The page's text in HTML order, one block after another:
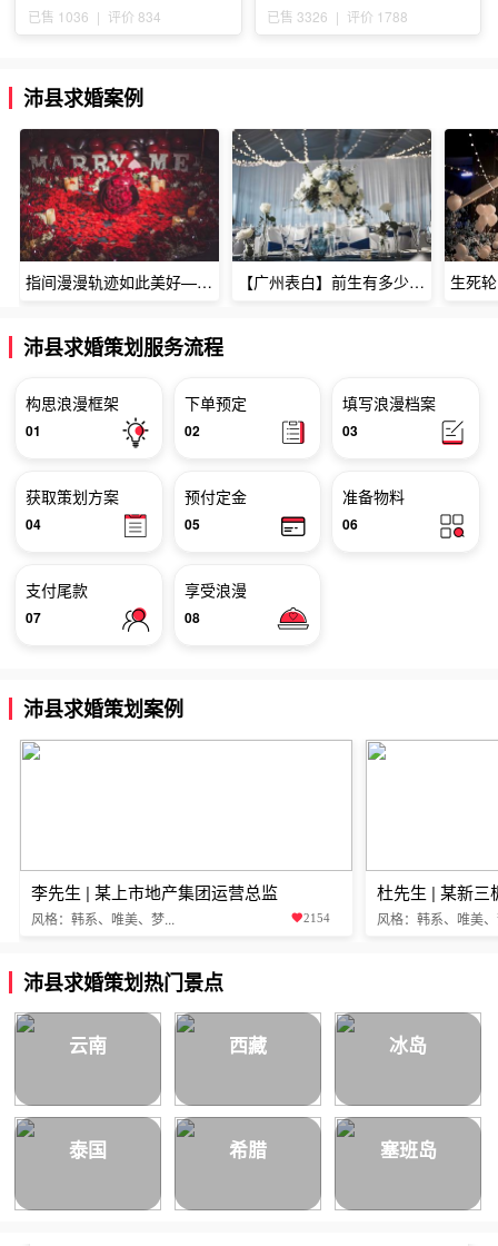
已售 1036 | 评价 834 已售 3326 | 评价 1788
沛县求婚案例
指间漫漫轨迹如此美好——深圳烈焰玫瑰生日惊喜 【广州表白】前生有多少未尽的缘7张
沛县求婚策划服务流程
构思浪漫框架
01
下单预定
02
填写浪漫档案
03
获取策划方案
04
预付定金
05
准备物料
06
支付尾款
07
享受浪漫
08
沛县求婚策划案例
李先生 | 某上市地产集团运营总监
风格：韩系、唯美、梦... 2154
杜先生 | 某新三
风格：韩系、唯美
沛县求婚策划热门景点
云南 西藏 冰岛
泰国 希腊 塞班岛
特爱有品沛县求婚策划公司，于2018年正式成立，是国内